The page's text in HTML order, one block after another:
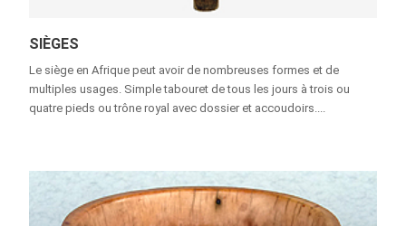
SIÈGES
Le siège en Afrique peut avoir de nombreuses formes et de
multiples usages. Simple tabouret de tous les jours à trois ou
quatre pieds ou trône royal avec dossier et accoudoirs....